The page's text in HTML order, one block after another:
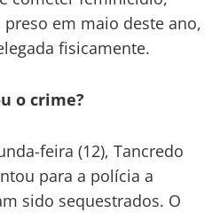
em maio deste ano,
fisicamente.
o crime?
feira (12), Tancredo
para a polícia a
sido sequestrados. O